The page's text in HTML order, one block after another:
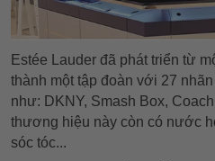
Estée Lauder đã phát triển từ
thành một tập đoàn với 27
như: DKNY, Smash Box,
thương hiệu này còn có nước
sóc tóc...